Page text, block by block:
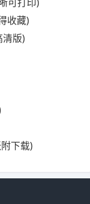
可打印)
收藏)
版)
下载)